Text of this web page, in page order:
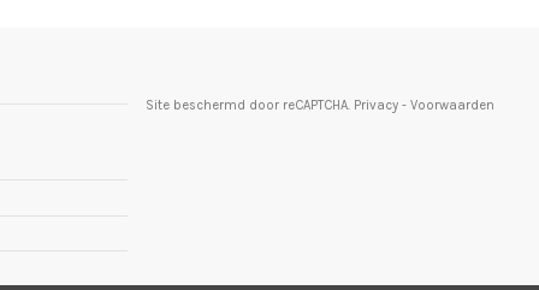
Site beschermd door reCAPTCHA. Privacy - Voorwaarden